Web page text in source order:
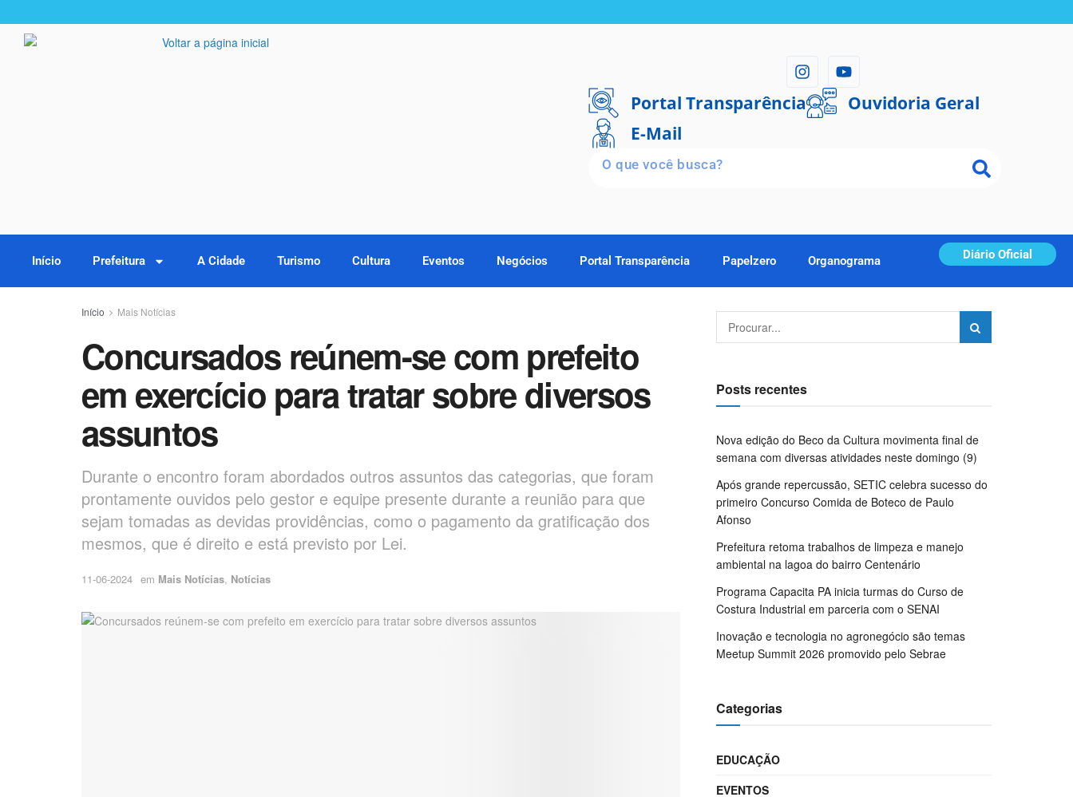
Portal Transparência
Ouvidoria Geral
E-Mail
Início Prefeitura A Cidade Turismo Cultura Eventos Negócios Portal Transparência Papelzero Organograma Diário Oficial
Início Mais Notícias
Concursados reúnem-se com prefeito
em exercício para tratar sobre diversos
assuntos
Durante o encontro foram abordados outros assuntos das categorias, que foram
prontamente ouvidos pelo gestor e equipe presente durante a reunião para que
sejam tomadas as devidas providências, como o pagamento da gratificação dos
mesmos, que é direito e está previsto por Lei.
11-06-2024 em Mais Notícias, Notícias
Posts recentes
Nova edição do Beco da Cultura movimenta final de
semana com diversas atividades neste domingo (9)
Após grande repercussão, SETIC celebra sucesso do
primeiro Concurso Comida de Boteco de Paulo
Afonso
Prefeitura retoma trabalhos de limpeza e manejo
ambiental na lagoa do bairro Centenário
Programa Capacita PA inicia turmas do Curso de
Costura Industrial em parceria com o SENAI
Inovação e tecnologia no agronegócio são temas
Meetup Summit 2026 promovido pelo Sebrae
Categorias
EDUCAÇÃO
EVENTOS